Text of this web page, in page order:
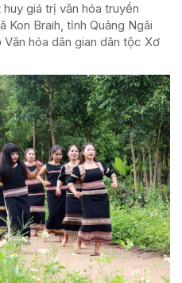
giá trị văn hóa truyền
Braih, tỉnh Quảng Ngãi
hóa dân gian dân tộc Xơ